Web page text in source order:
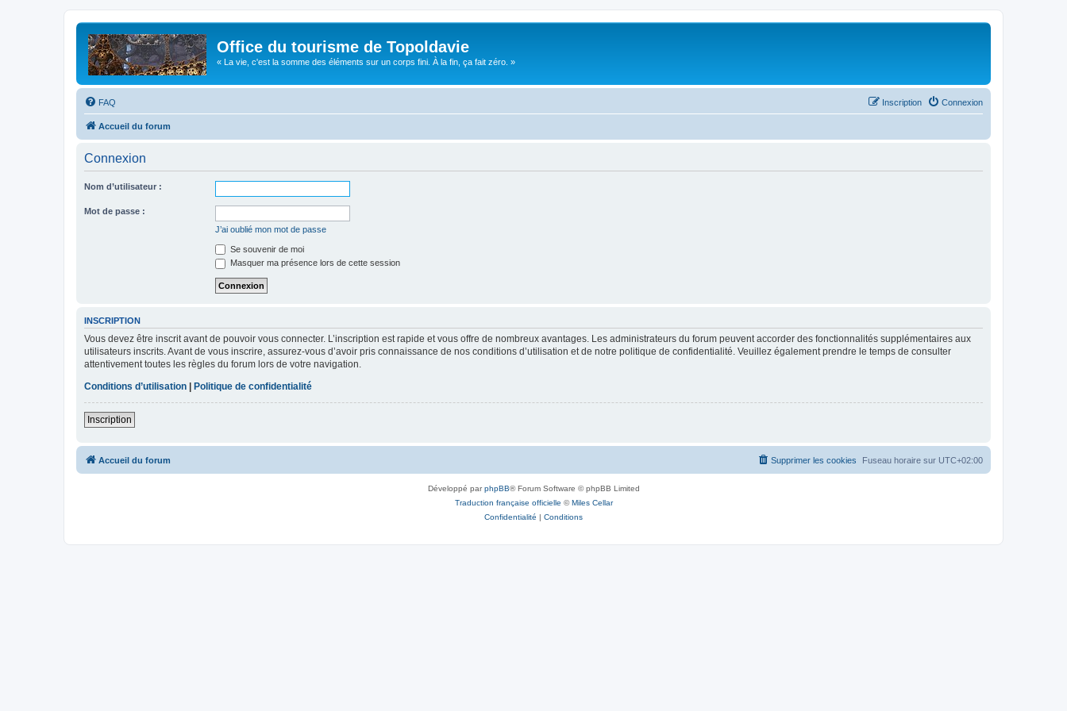
Office du tourisme de Topoldavie
« La vie, c'est la somme des éléments sur un corps fini. À la fin, ça fait zéro. »
FAQ Connexion
Inscription
Accueil du forum
Connexion
Nom d’utilisateur :
Mot de passe :
J’ai oublié mon mot de passe
Se souvenir de moi
Masquer ma présence lors de cette session
INSCRIPTION
Vous devez être inscrit avant de pouvoir vous connecter. L’inscription est rapide et vous offre de nombreux avantages. Les administrateurs du forum peuvent accorder des fonctionnalités supplémentaires aux
utilisateurs inscrits. Avant de vous inscrire, assurez-vous d’avoir pris connaissance de nos conditions d’utilisation et de notre politique de confidentialité. Veuillez également prendre le temps de consulter
attentivement toutes les règles du forum lors de votre navigation.
Conditions d’utilisation
Politique de confidentialité
Inscription
Accueil du forum Fuseau horaire sur UTC+02:00
Supprimer les cookies
Développé parphpBB® Forum Software © phpBB Limited
Traduction française officielle ©Miles Cellar
Confidentialité | Conditions